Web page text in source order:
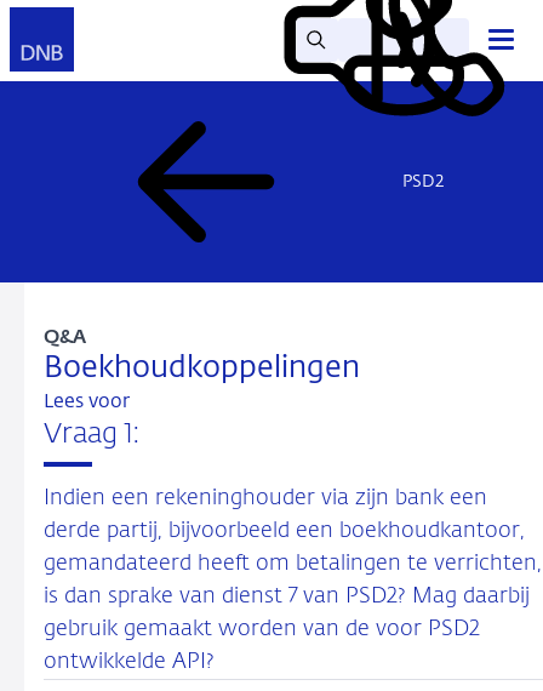
Zoek Lees
voor
Mijn
DNB
Contact
PSD2
Boekhoudkoppelingen
Q&A
Lees voor
Vraag 1:
Indien een rekeninghouder via zijn bank een
derde partij, bijvoorbeeld een boekhoudkantoor,
gemandateerd heeft om betalingen te verrichten,
is dan sprake van dienst 7 van PSD2? Mag daarbij
gebruik gemaakt worden van de voor PSD2
ontwikkelde API?